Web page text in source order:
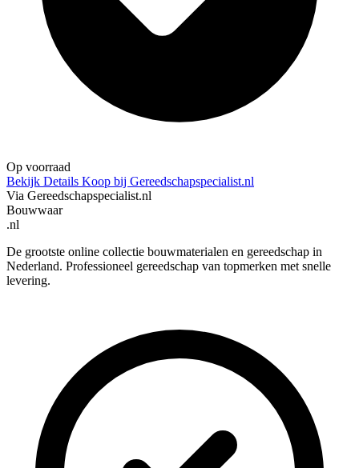
Op voorraad
Bekijk Details Koop bij Gereedschapspecialist.nl
Via Gereedschapspecialist.nl
Bouwwaar
.nl
De grootste online collectie bouwmaterialen en gereedschap in
Nederland. Professioneel gereedschap van topmerken met snelle
levering.